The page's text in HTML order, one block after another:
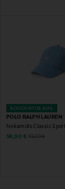
SOODUSTUS 40%
POLO RALPH LAUREN
Nokamüts Classic Sport
Discounted Price
38,90 € Original Price
65,00 €